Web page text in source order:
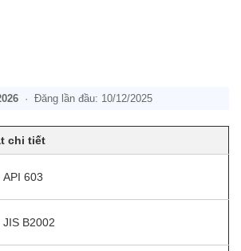
· Đăng lần đầu: 10/12/2025
chi tiết
API 603
JIS B2002